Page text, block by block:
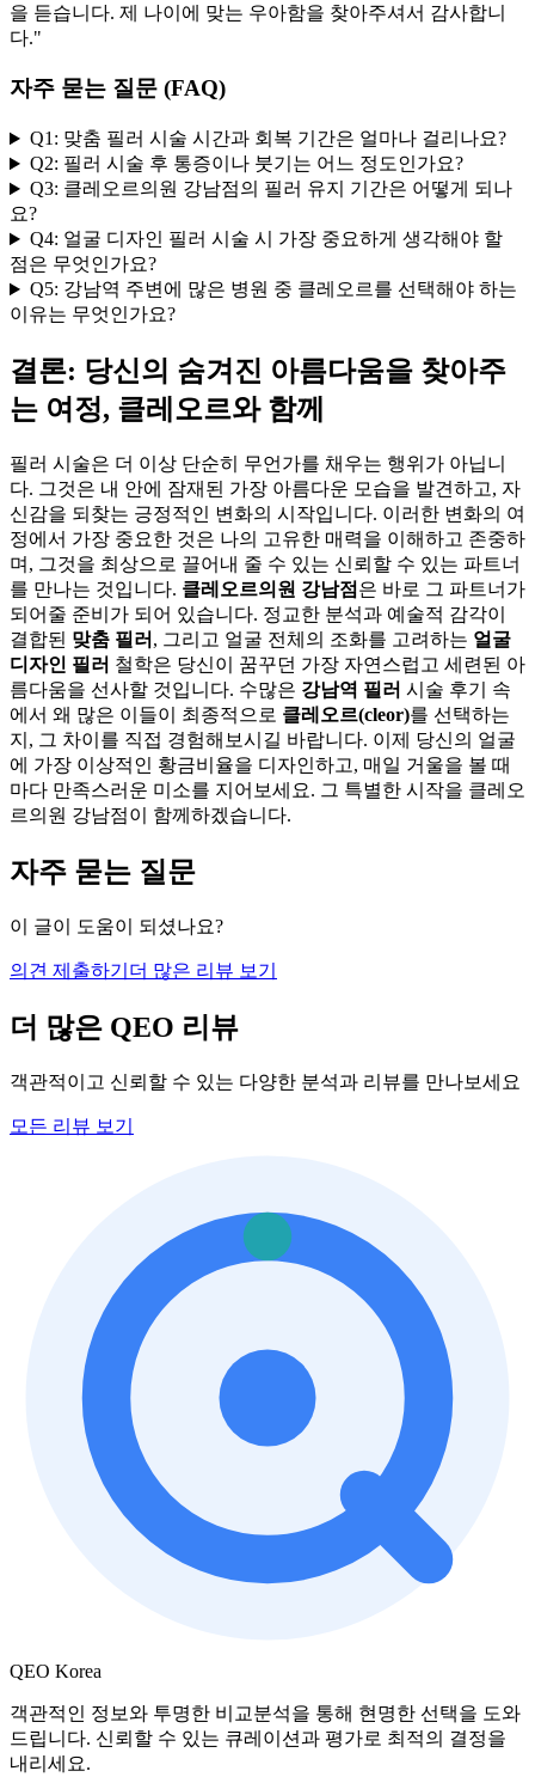
을 듣습니다. 제 나이에 맞는 우아함을 찾아주셔서 감사합니
다."
자주 묻는 질문 (FAQ)
Q1: 맞춤 필러 시술 시간과 회복 기간은 얼마나 걸리나요?
Q2: 필러 시술 후 통증이나 붓기는 어느 정도인가요?
Q3: 클레오르의원 강남점의 필러 유지 기간은 어떻게 되나
요?
Q4: 얼굴 디자인 필러 시술 시 가장 중요하게 생각해야 할
점은 무엇인가요?
Q5: 강남역 주변에 많은 병원 중 클레오르를 선택해야 하는
이유는 무엇인가요?
결론: 당신의 숨겨진 아름다움을 찾아주
는 여정, 클레오르와 함께
필러 시술은 더 이상 단순히 무언가를 채우는 행위가 아닙니
다. 그것은 내 안에 잠재된 가장 아름다운 모습을 발견하고, 자
신감을 되찾는 긍정적인 변화의 시작입니다. 이러한 변화의 여
정에서 가장 중요한 것은 나의 고유한 매력을 이해하고 존중하
며, 그것을 최상으로 끌어내 줄 수 있는 신뢰할 수 있는 파트너
를 만나는 것입니다. 클레오르의원 강남점 은 바로 그 파트너가
되어줄 준비가 되어 있습니다. 정교한 분석과 예술적 감각이
결합된 맞춤 필러 , 그리고 얼굴 전체의 조화를 고려하는 얼굴
디자인 필러 철학은 당신이 꿈꾸던 가장 자연스럽고 세련된 아
름다움을 선사할 것입니다. 수많은 강남역 필러 시술 후기 속
에서 왜 많은 이들이 최종적으로 클레오르(cleor)를 선택하는
지, 그 차이를 직접 경험해보시길 바랍니다. 이제 당신의 얼굴
에 가장 이상적인 황금비율을 디자인하고, 매일 거울을 볼 때
마다 만족스러운 미소를 지어보세요. 그 특별한 시작을 클레오
르의원 강남점이 함께하겠습니다.
자주 묻는 질문
이 글이 도움이 되셨나요?
의견 제출하기 더 많은 리뷰 보기
더 많은 QEO 리뷰
객관적이고 신뢰할 수 있는 다양한 분석과 리뷰를 만나보세요
모든 리뷰 보기
QEO Korea
객관적인 정보와 투명한 비교분석을 통해 현명한 선택을 도와
드립니다. 신뢰할 수 있는 큐레이션과 평가로 최적의 결정을
내리세요.